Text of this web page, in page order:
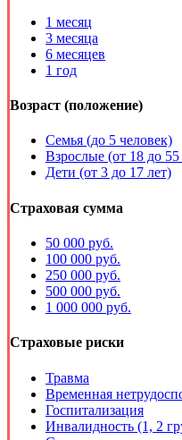
1 месяц
3 месяца
6 месяцев
1 год
Возраст (положение)
Семья (до 5 человек)
Взрослые (от 18 до 55
Дети (от 3 до 17 лет)
Страховая сумма
50 000 руб.
100 000 руб.
250 000 руб.
500 000 руб.
1 000 000 руб.
Страховые риски
Травма
Временная
Госпитализация
Инвалидность (1, 2